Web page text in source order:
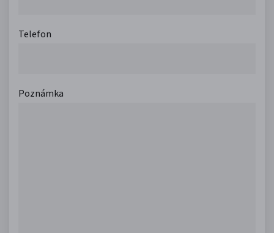
Telefon
Poznámka